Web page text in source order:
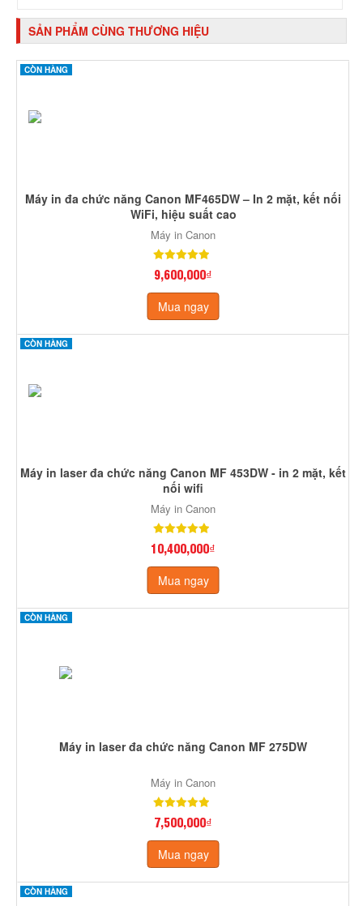
SẢN PHẨM CÙNG THƯƠNG HIỆU
CÒN HÀNG
Máy in đa chức năng Canon MF465DW – In 2 mặt, kết nối
WiFi, hiệu suất cao
Máy in Canon
9,600,000₫
Mua ngay
CÒN HÀNG
Máy in laser đa chức năng Canon MF 453DW - in 2 mặt, kết
nối wifi
Máy in Canon
10,400,000₫
Mua ngay
CÒN HÀNG
Máy in laser đa chức năng Canon MF 275DW
Máy in Canon
7,500,000₫
Mua ngay
CÒN HÀNG